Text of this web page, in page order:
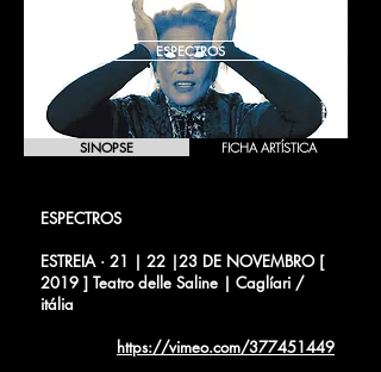
ESPECTROS
ESPECTROS
ESTREIA · 21 | 22 |23 DE NOVEMBRO [
2019 ] Teatro delle Saline | Caglíari /
itália
https://vimeo.com/377451449
SINOPSE FICHA ARTÍSTICA